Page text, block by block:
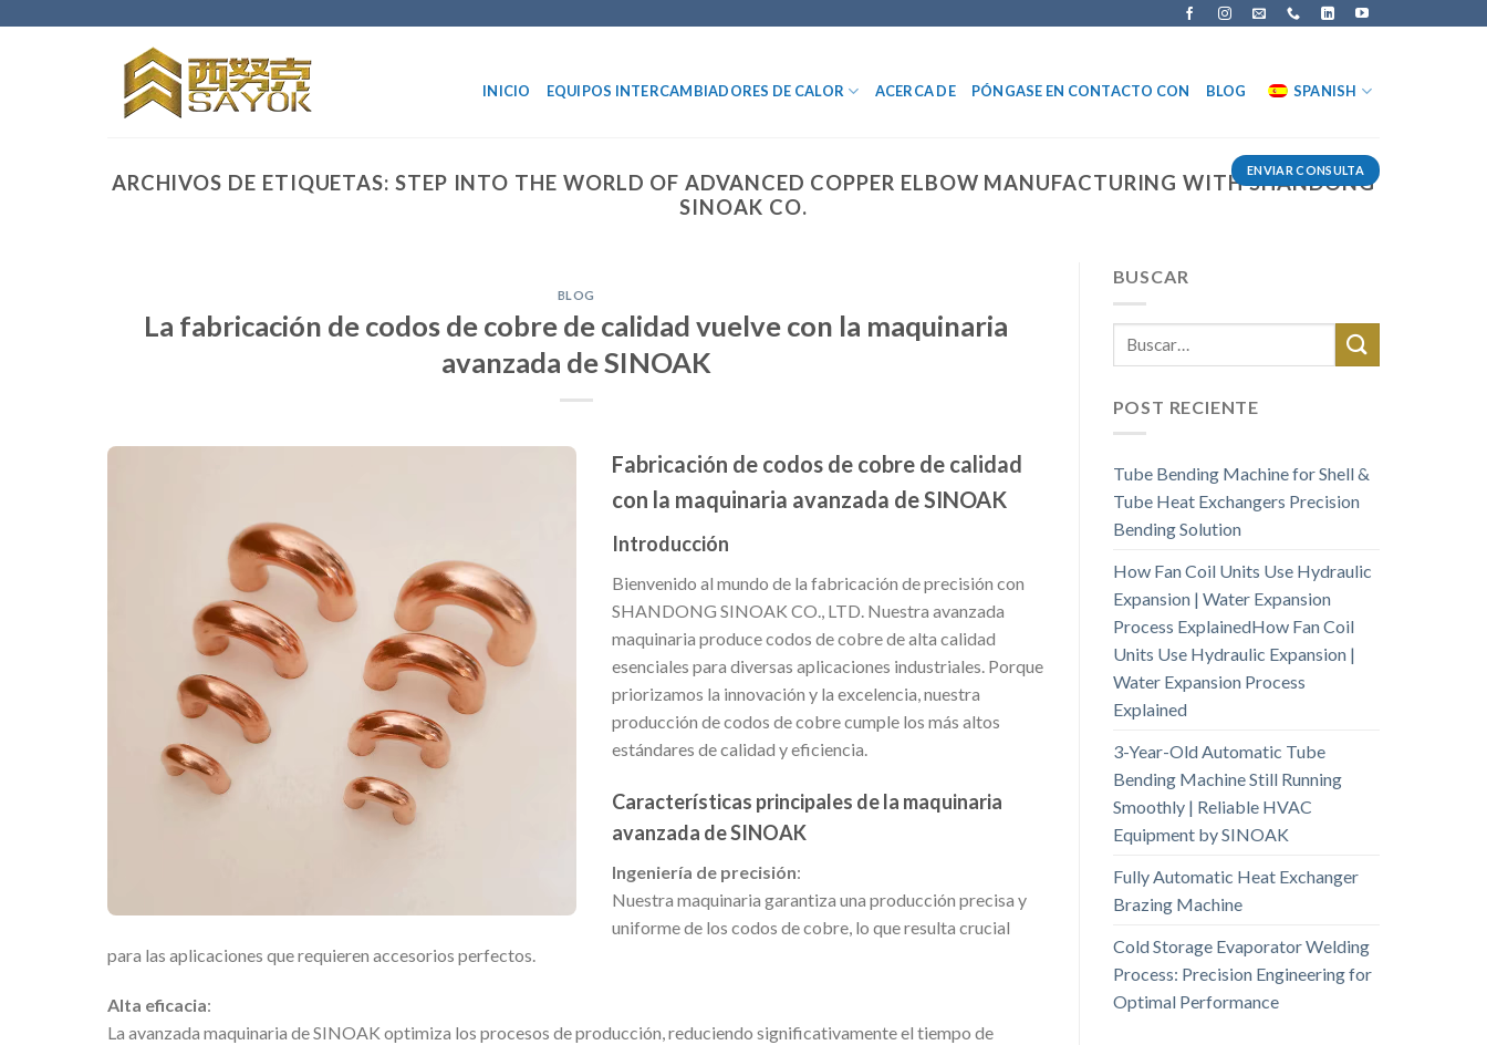
INICIO EQUIPOS INTERCAMBIADORES DE CALOR ACERCA DE PÓNGASE EN CONTACTO CON BLOG SPANISH
ENVIAR CONSULTA
ARCHIVOS DE ETIQUETAS: STEP INTO THE WORLD OF ADVANCED COPPER ELBOW MANUFACTURING WITH SHANDONG
SINOAK CO.
BLOG
La fabricación de codos de cobre de calidad vuelve con la maquinaria
avanzada de SINOAK
Fabricación de codos de cobre de calidad
con la maquinaria avanzada de SINOAK
Introducción
Bienvenido al mundo de la fabricación de precisión con
SHANDONG SINOAK CO., LTD. Nuestra avanzada
maquinaria produce codos de cobre de alta calidad
esenciales para diversas aplicaciones industriales. Porque
priorizamos la innovación y la excelencia, nuestra
producción de codos de cobre cumple los más altos
estándares de calidad y eficiencia.
Características principales de la maquinaria
avanzada de SINOAK
Ingeniería de precisión:
Nuestra maquinaria garantiza una producción precisa y
uniforme de los codos de cobre, lo que resulta crucial
para las aplicaciones que requieren accesorios perfectos.
Alta eficacia:
La avanzada maquinaria de SINOAK optimiza los procesos de producción, reduciendo significativamente el tiempo de
BUSCAR
POST RECIENTE
Tube Bending Machine for Shell &
Tube Heat Exchangers Precision
Bending Solution
How Fan Coil Units Use Hydraulic
Expansion | Water Expansion
Process ExplainedHow Fan Coil
Units Use Hydraulic Expansion |
Water Expansion Process
Explained
3-Year-Old Automatic Tube
Bending Machine Still Running
Smoothly | Reliable HVAC
Equipment by SINOAK
Fully Automatic Heat Exchanger
Brazing Machine
Cold Storage Evaporator Welding
Process: Precision Engineering for
Optimal Performance